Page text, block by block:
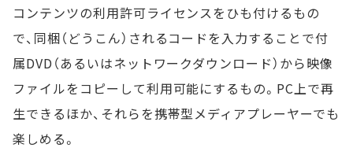
コンテンツの利用許可ライセンスをひも付けるもの
で、同梱（どうこん）されるコードを入力することで付
属DVD（あるいはネットワークダウンロード）から映像
ファイルをコピーして利用可能にするもの。PC上で再
生できるほか、それらを携帯型メディアプレーヤーでも
楽しめる。